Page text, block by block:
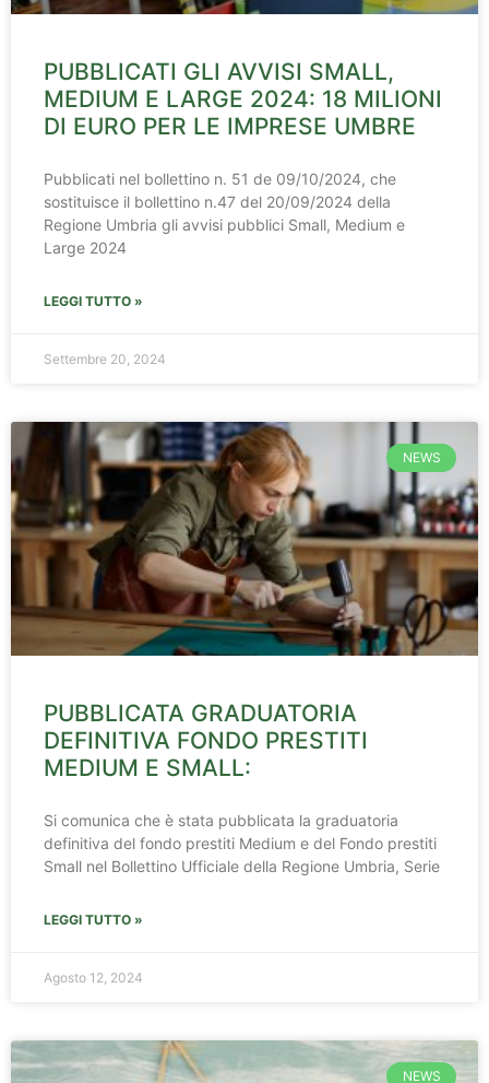
PUBBLICATI GLI AVVISI SMALL,
MEDIUM E LARGE 2024: 18 MILIONI
DI EURO PER LE IMPRESE UMBRE
Pubblicati nel bollettino n. 51 de 09/10/2024, che
sostituisce il bollettino n.47 del 20/09/2024 della
Regione Umbria gli avvisi pubblici Small, Medium e
Large 2024
LEGGI TUTTO »
Settembre 20, 2024
NEWS
PUBBLICATA GRADUATORIA
DEFINITIVA FONDO PRESTITI
MEDIUM E SMALL:
Si comunica che è stata pubblicata la graduatoria
definitiva del fondo prestiti Medium e del Fondo prestiti
Small nel Bollettino Ufficiale della Regione Umbria, Serie
LEGGI TUTTO »
Agosto 12, 2024
NEWS